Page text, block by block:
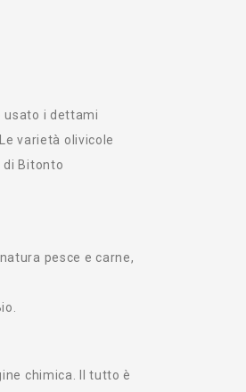
usato i dettami
varietà olivicole
di Bitonto
pesce e carne,
chimica. Il tutto è